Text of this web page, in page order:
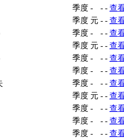
季度 - - - 查
季度 元 - - 查
季度 - - - 查
季度 元 - - 查
季度 - - - 查
季度 - - - 查
季度 - - - 查
季度 元 - - 查
季度 - - - 查
季度 - - - 查
季度 - - - 查